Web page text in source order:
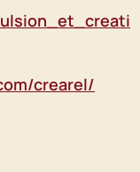
crearel/